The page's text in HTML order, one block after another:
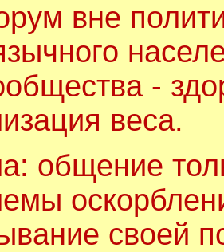
вне
-
веса.
общение
своей